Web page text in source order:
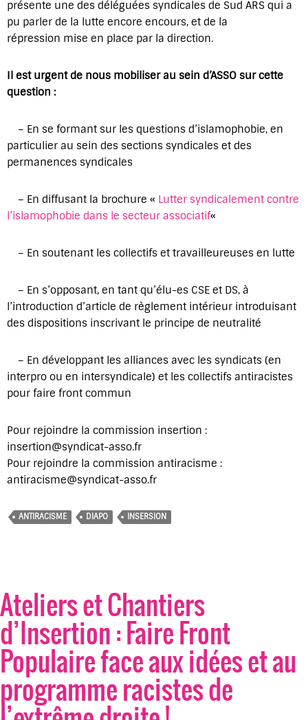
présente une des déléguées syndicales de Sud ARS qui a
pu parler de la lutte encore encours, et de la
répression mise en place par la direction.
Il est urgent de nous mobiliser au sein d’ASSO sur cette
question :
– En se formant sur les questions d’islamophobie, en
particulier au sein des sections syndicales et des
permanences syndicales
– En diffusant la brochure « Lutter syndicalement contre
l’islamophobie dans le secteur associatif«
– En soutenant les collectifs et travailleureuses en lutte
– En s’opposant, en tant qu’élu-es CSE et DS, à
l’introduction d’article de règlement intérieur introduisant
des dispositions inscrivant le principe de neutralité
– En développant les alliances avec les syndicats (en
interpro ou en intersyndicale) et les collectifs antiracistes
pour faire front commun
Pour rejoindre la commission insertion :
insertion@syndicat-asso.fr
Pour rejoindre la commission antiracisme :
antiracisme@syndicat-asso.fr
ANTIRACISME DIAPO INSERSION
Ateliers et Chantiers
d’Insertion : Faire Front
Populaire face aux idées et au
programme racistes de